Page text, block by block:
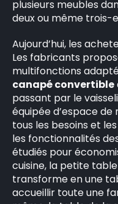
plusieurs meubles
deux ou même trois-
Aujourd’hui, les
Les fabricants
multifonctions
canapé convertible
passant par le
équipée d’espace
tous les besoins et
les fonctionnalités
étudiés pour
cuisine, la petite
transforme en une
accueillir toute une